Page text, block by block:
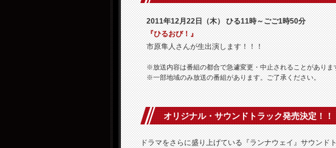
2011年12月22日（木） ひる11時～ごご1時50分
『ひるおび！』
市原隼人さんが生出演します！！！
※放送内容は番組の都合で急遽変更・中止されることがありま
※一部地域のみ放送の番組があります。ご了承ください。
オリジナル・サウンドトラック発売決定！！
ドラマをさらに盛り上げている『ランナウェイ』サウンド